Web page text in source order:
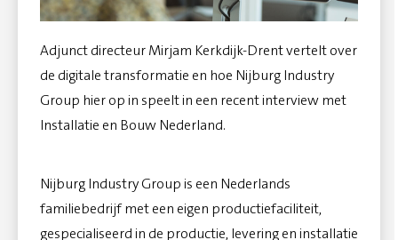
Adjunct directeur Mirjam Kerkdijk-Drent vertelt over
de digitale transformatie en hoe Nijburg Industry
Group hier op in speelt in een recent interview met
Installatie en Bouw Nederland.
Nijburg Industry Group is een Nederlands
familiebedrijf met een eigen productiefaciliteit,
gespecialiseerd in de productie, levering en installatie